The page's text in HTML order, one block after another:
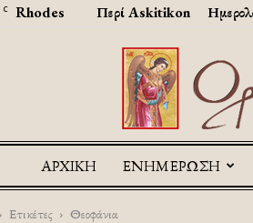
C Rhodes Περί Askitikon
ΑΡΧΙΚΉ ΕΝΗΜΕΡΩΣΗ
Ετικέτες Θεοφάνια